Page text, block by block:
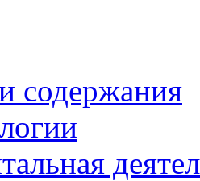
содержания